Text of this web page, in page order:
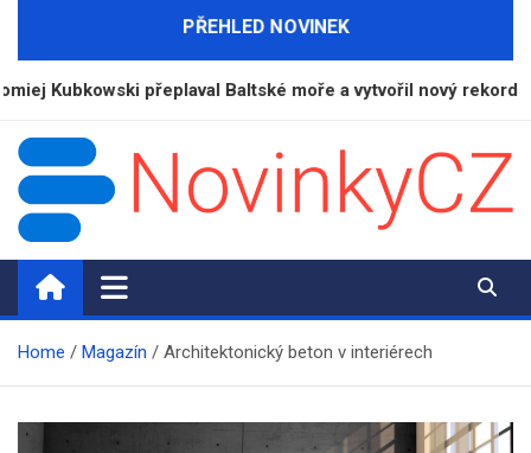
PŘEHLED NOVINEK
přeplaval Baltské moře a vytvořil nový rekord
NovinkyCZ.cz
Magazín novinek a informací
Home Magazín Architektonický beton v interiérech